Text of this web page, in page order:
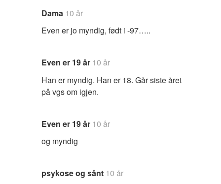
Dama 10 år
Even er jo myndig, født i -97…..
Even er 19 år 10 år
Han er myndig. Han er 18. Går siste året
på vgs om igjen.
Even er 19 år 10 år
og myndig
psykose og sånt 10 år